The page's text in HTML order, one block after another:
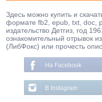
Здесь можно купить и
формате fb2, epub, txt, doc,
издательство Детгиз, год
ознакомительный отрывок
(ЛибФокс) или прочесть
На Facebook
В Instagram